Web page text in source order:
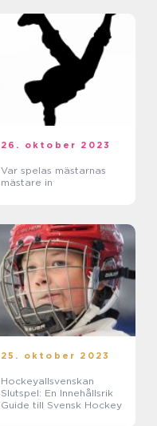
26. oktober 2023
Var spelas mästarnas
mästare in
25. oktober 2023
Hockeyallsvenskan
Slutspel: En Innehållsrik
Guide till Svensk Hockey